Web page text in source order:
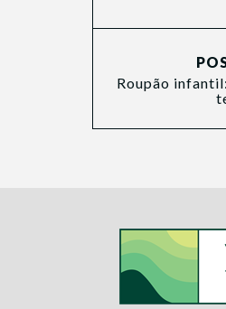
Roupão